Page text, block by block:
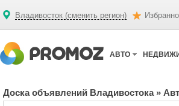
Владивосток (сменить регион)
АВТО
Доска объявлений Владивостока»